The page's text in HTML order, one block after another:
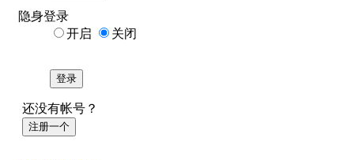
隐身登录
开启
关闭
登录
还没有帐号？
注册一个